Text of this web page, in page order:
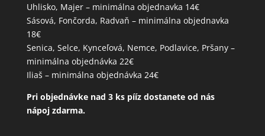
Uhlisko, Majer – minimálna objednavka 14€
Sásová, Fončorda, Radvaň – minimálna objednavka
18€
Senica, Selce, Kynceľová, Nemce, Podlavice, Pršany –
minimálna objednávka 22€
Iliaš – minimálna objednávka 24€
Pri objednávke nad 3 ks pííz dostanete od nás
nápoj zdarma.